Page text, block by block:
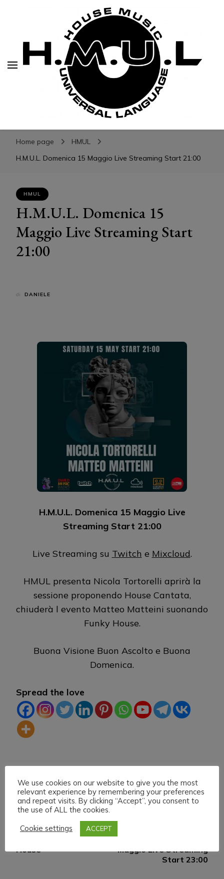
H.M.U.L.
H.M.U.L.
www.housemusicuniversallanguage.com
Home page
HMUL
H.M.U.L. Domenica 15 Maggio Live Streaming Start 21:00
HMUL
H.M.U.L. Domenica 15
Maggio Live Streaming Start
21:00
di DANIELE
H.M.U.L. Domenica 15 Maggio Live
Streaming Start 21:00
Live Streaming su Twitch e Mixcloud.
HMUL presenta Nicola Tortorelli aprirà la
sessione proponendo House Cantata,
chiuderà l evento Matteo Matteini suonando
Funky House.
Buona Visione Buon Ascolto e Buona
Domenica.
Spread the love
Navigazione
Articolo precedente
Un grande della Musica
House
Maggio Live Streaming
Start 23:00
We use cookies on our website to give you the most
relevant experience by remembering your preferences
and repeat visits. By clicking “Accept”, you consent to
the use of ALL the cookies.
Cookie settings
ACCEPT